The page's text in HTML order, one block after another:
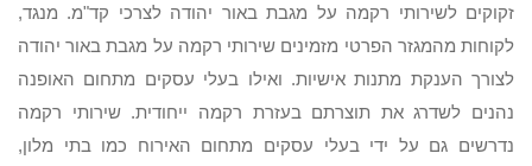
זקוקים לשירותי רקמה על מגבת באור יהודה לצרכי קד"מ. מנגד,
לקוחות מהמגזר הפרטי מזמינים שירותי רקמה על מגבת באור יהודה
לצורך הענקת מתנות אישיות. ואילו בעלי עסקים מתחום האופנה
נהנים לשדרג את תוצרתם בעזרת רקמה ייחודית. שירותי רקמה
נדרשים גם על ידי בעלי עסקים מתחום האירוח כמו בתי מלון,